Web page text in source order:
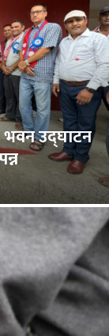
भवन उद्घाटन